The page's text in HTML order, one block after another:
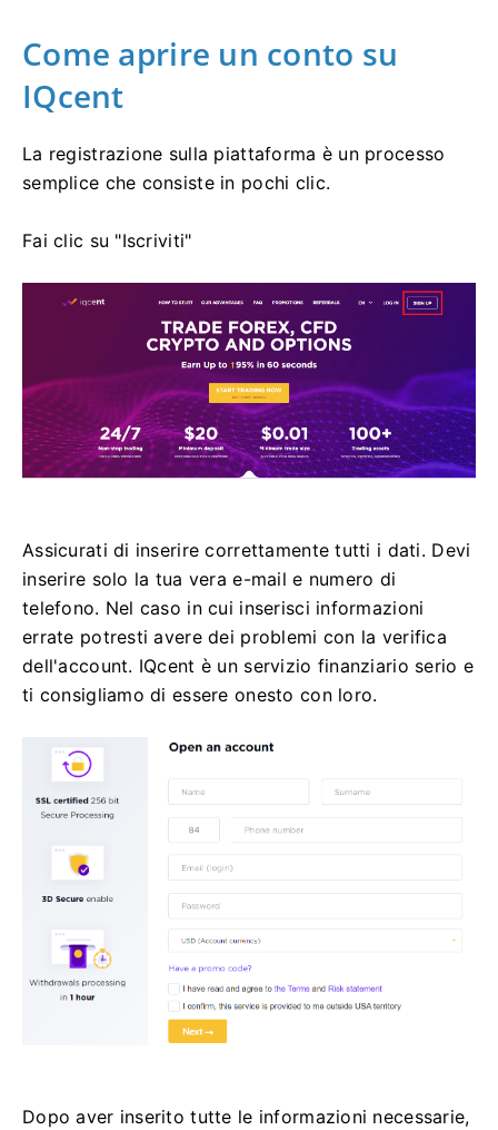
Come aprire un conto su
IQcent
La registrazione sulla piattaforma è un processo
semplice che consiste in pochi clic.
Fai clic su "Iscriviti"
Assicurati di inserire correttamente tutti i dati. Devi
inserire solo la tua vera e-mail e numero di
telefono. Nel caso in cui inserisci informazioni
errate potresti avere dei problemi con la verifica
dell'account. IQcent è un servizio finanziario serio e
ti consigliamo di essere onesto con loro.
Dopo aver inserito tutte le informazioni necessarie,